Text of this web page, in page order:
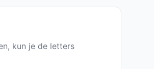
kun je de letters